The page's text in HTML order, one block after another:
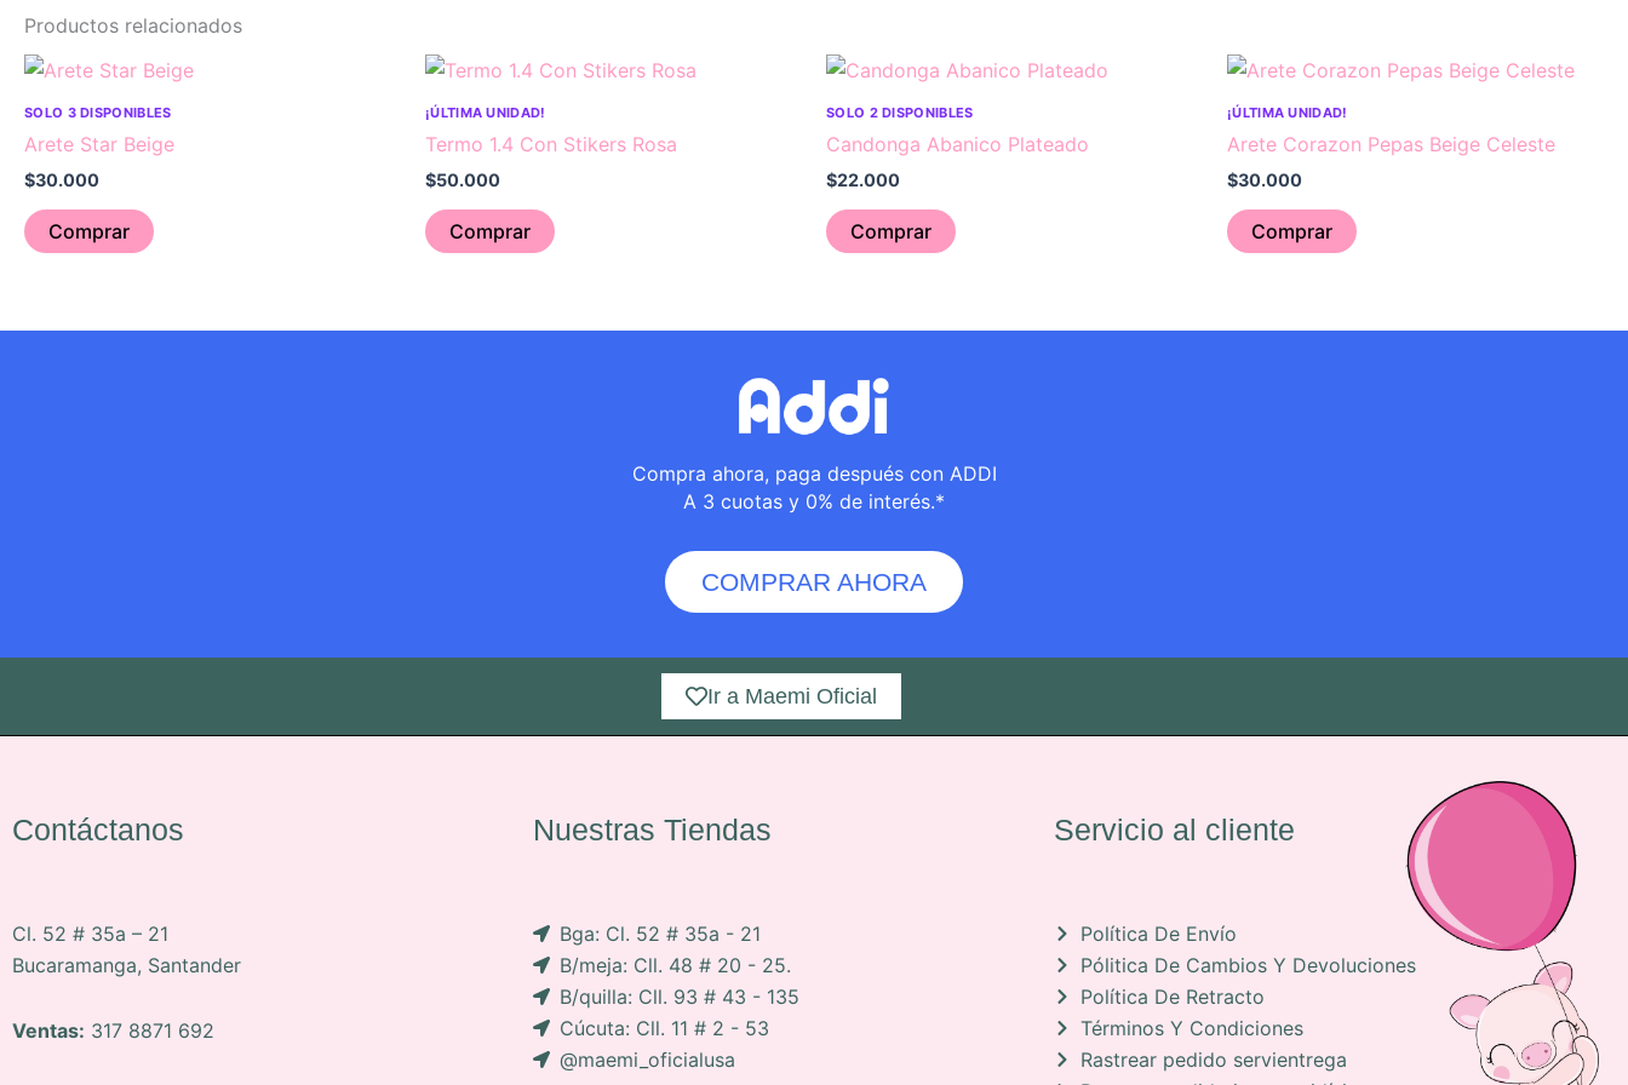
Productos relacionados
SOLO 3 DISPONIBLES
Arete Star Beige
$30.000
Comprar
¡ÚLTIMA UNIDAD!
Termo 1.4 Con Stikers Rosa
$50.000
Comprar
SOLO 2 DISPONIBLES
Candonga Abanico Plateado
$22.000
Comprar
¡ÚLTIMA UNIDAD!
Arete Corazon Pepas Beige Celeste
$30.000
Comprar
Compra ahora, paga después con ADDI
A 3 cuotas y 0% de interés.*
COMPRAR AHORA
Ir a Maemi Oficial
Contáctanos
Cl. 52 # 35a – 21
Bucaramanga, Santander
Ventas: 317 8871 692
Nuestras Tiendas
Bga: Cl. 52 # 35a - 21
B/meja: Cll. 48 # 20 - 25.
B/quilla: Cll. 93 # 43 - 135
Cúcuta: Cll. 11 # 2 - 53
@maemi_oficialusa
Servicio al cliente
Política De Envío
Pólitica De Cambios Y Devoluciones
Política De Retracto
Términos Y Condiciones
Rastrear pedido servientrega